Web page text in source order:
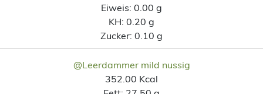
Eiweis: 0.00 g
KH: 0.20 g
Zucker: 0.10 g
@Leerdammer mild nussig
352.00 Kcal